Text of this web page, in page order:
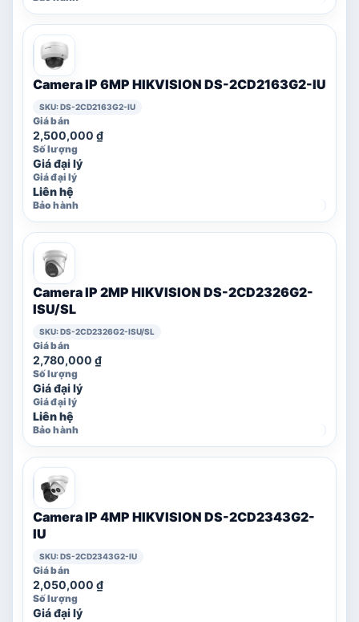
Camera IP 6MP HIKVISION DS-2CD2163G2-IU
SKU: DS-2CD2163G2-IU
2,500,000 ₫
Giá đại lý
Liên hệ
Camera IP 2MP HIKVISION DS-2CD2326G2-
ISU/SL
SKU: DS-2CD2326G2-ISU/SL
2,780,000 ₫
Giá đại lý
Liên hệ
Camera IP 4MP HIKVISION DS-2CD2343G2-
IU
SKU: DS-2CD2343G2-IU
2,050,000 ₫
Giá đại lý